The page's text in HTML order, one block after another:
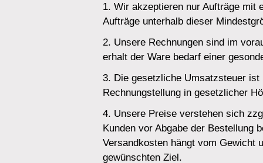
1. Wir akzeptieren nur Aufträge mit
Aufträge unterhalb dieser
2. Unsere Rechnungen sind im
erhalt der Ware bedarf einer
3. Die gesetzliche Umsatzsteuer
Rechnungstellung in gesetzlicher
4. Unsere Preise verstehen sich
Kunden vor Abgabe der Bestellung
Versandkosten hängt vom Gewicht
gewünschten Ziel.